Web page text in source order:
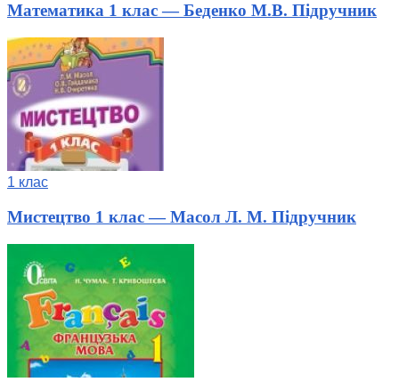
Математика 1 клас — Беденко М.В. Підручник
1 клас
Мистецтво 1 клас — Масол Л. М. Підручник